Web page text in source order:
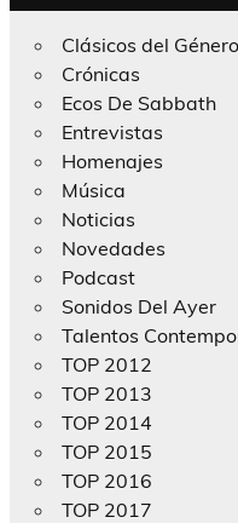
Clásicos del Género
Crónicas
Ecos De Sabbath
Entrevistas
Homenajes
Música
Noticias
Novedades
Podcast
Sonidos Del Ayer
Talentos
TOP 2012
TOP 2013
TOP 2014
TOP 2015
TOP 2016
TOP 2017